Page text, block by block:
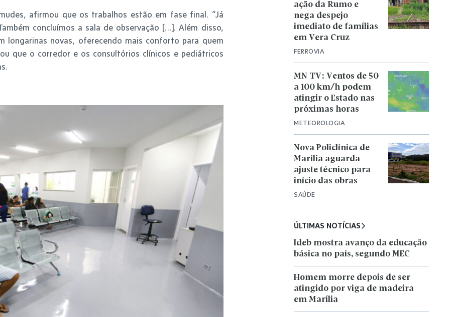
afirmou que os trabalhos estão em fase final. “Já
concluímos a sala de observação […]. Além disso,
longarinas novas, oferecendo mais conforto para quem
que o corredor e os consultórios clínicos e pediátricos
FERROVIA
ação da Rumo e
nega despejo
imediato de famílias
em Vera Cruz
METEOROLOGIA
MN TV: Ventos de 50
a 100 km/h podem
atingir o Estado nas
próximas horas
SAÚDE
Nova Policlínica de
Marília aguarda
ajuste técnico para
início das obras
ÚLTIMAS NOTÍCIAS
Ideb mostra avanço da educação
básica no país, segundo MEC
Homem morre depois de ser
atingido por viga de madeira
em Marília